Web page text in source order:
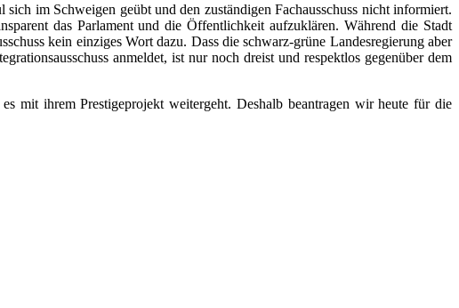
im Schweigen geübt und den zuständigen Fachausschuss nicht informiert.
das Parlament und die Öffentlichkeit aufzuklären. Während die Stadt
kein einziges Wort dazu. Dass die schwarz-grüne Landesregierung aber
anmeldet, ist nur noch dreist und respektlos gegenüber dem
mit ihrem Prestigeprojekt weitergeht. Deshalb beantragen wir heute für die